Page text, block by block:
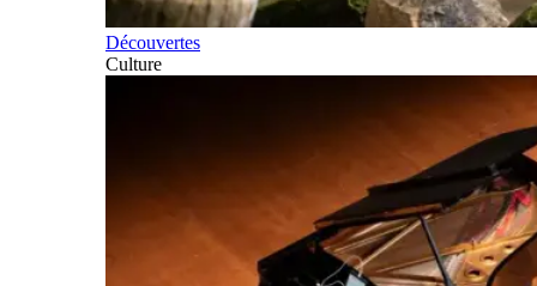
Découvertes
Culture